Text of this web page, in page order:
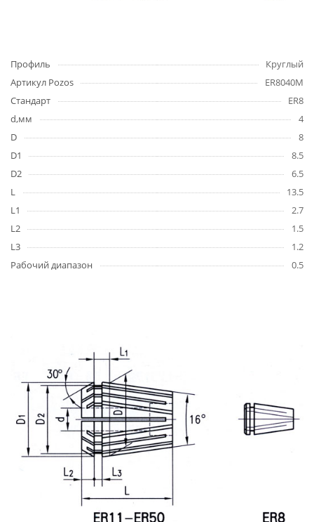
Профиль
Круглый
Артикул Pozos
ER8040M
Стандарт
ER8
d,мм
4
D
8
D1
8.5
D2
6.5
L
13.5
L1
2.7
L2
1.5
L3
1.2
Рабочий диапазон
0.5